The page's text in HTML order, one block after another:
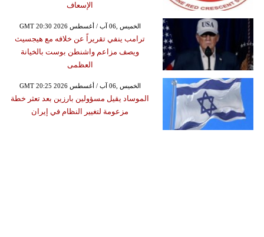
الإسعاف
GMT 20:30 2026 الخميس ,06 آب / أغسطس
ترامب ينفي تقريراً عن خلافه مع هيجسيث
ويصف مزاعم واشنطن بوست بالخيانة
العظمى
GMT 20:25 2026 الخميس ,06 آب / أغسطس
الموساد يقيل مسؤولين بارزين بعد تعثر خطة
مزعومة لتغيير النظام في إيران